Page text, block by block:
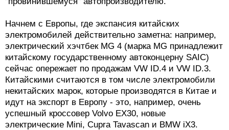
Начнем с Европы, где экспансия китайских
электромобилей действительно заметна: например,
электрический хэчтбек MG 4 (марка MG принадлежит
китайскому государственному автоконцерну SAIC)
сейчас опережает по продажам VW ID.4 и VW ID.3.
Китайскими считаются в том числе электромобили
некитайских марок, которые производятся в Китае и
идут на экспорт в Европу - это, например, очень
успешный кроссовер Volvo EX30, новые
электрические Mini, Cupra Tavascan и BMW iX3.